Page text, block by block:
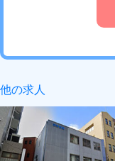
他の求人